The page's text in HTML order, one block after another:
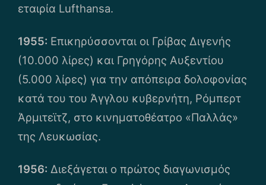
εταιρία Lufthansa.
1955: Επικηρύσσονται οι Γρίβας Διγενής
(10.000 λίρες) και Γρηγόρης Αυξεντίου
(5.000 λίρες) για την απόπειρα δολοφονίας
κατά του του Άγγλου κυβερνήτη, Ρόμπερτ
Άρμιτεϊτζ, στο κινηματοθέατρο «Παλλάς»
της Λευκωσίας.
1956: Διεξάγεται ο πρώτος διαγωνισμός